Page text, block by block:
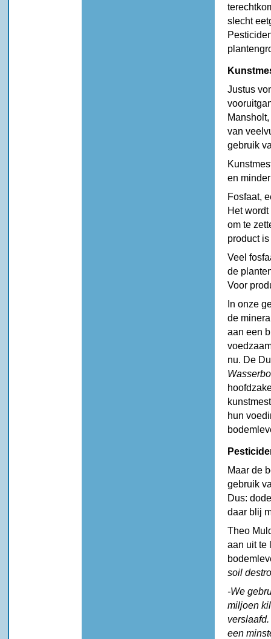
slecht
Justus
van
gebruik
en
Fosfaat,
Het
om te
product
Veel
de
Voor
In onze
de
aan een
nu. De
hun
Maar de
gebruik
Dus:
daar blij
Theo
aan uit te
soil
-We
miljoen
een